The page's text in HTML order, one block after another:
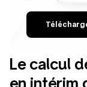
Le calcul
en intérim